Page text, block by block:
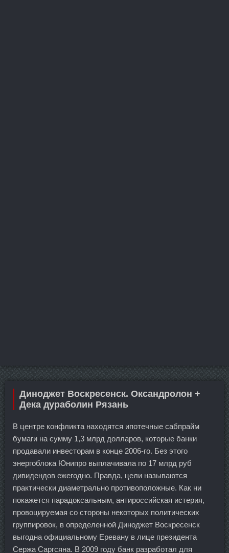
Диноджет Воскресенск. Оксандролон +
Дека дураболин Рязань
В центре конфликта находятся ипотечные сабпрайм
бумаги на сумму 1,3 млрд долларов, которые банки
продавали инвесторам в конце 2006-го. Без этого
энергоблока Юнипро выплачивала по 17 млрд руб
дивидендов ежегодно. Правда, цели называются
практически диаметрально противоположные. Как ни
покажется парадоксальным, антироссийская истерия,
провоцируемая со стороны некоторых политических
группировок, в определенной Диноджет Воскресенск
выгодна официальному Еревану в лице президента
Сержа Саргсяна. В 2009 году банк разработал для